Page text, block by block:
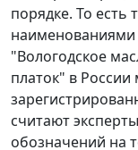
порядке. То есть
наименованиями
"Вологодское
платок" в России
считают
обозначений на